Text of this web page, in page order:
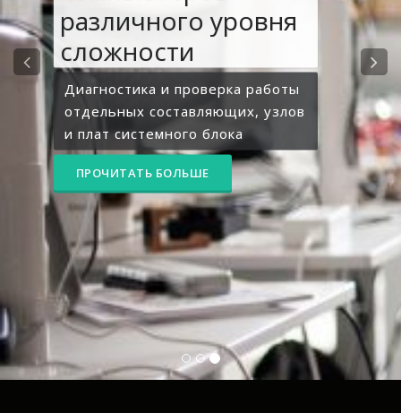
различного уровня
сложности
Диагностика и проверка работы
отдельных составляющих, узлов
и плат системного блока
ПРОЧИТАТЬ БОЛЬШЕ